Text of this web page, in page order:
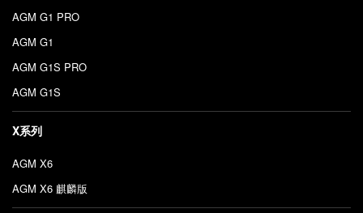
AGM G1 PRO
AGM G1
AGM G1S PRO
AGM G1S
X系列
AGM X6
AGM X6 麒麟版